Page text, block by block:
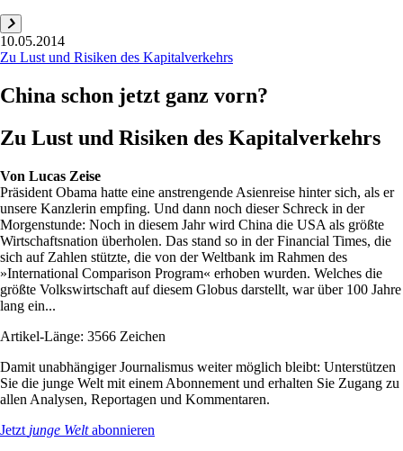
10.05.2014
Zu Lust und Risiken des Kapitalverkehrs
China schon jetzt ganz vorn?
Zu Lust und Risiken des Kapitalverkehrs
Von Lucas Zeise
Präsident Obama hatte eine anstrengende Asienreise hinter sich, als er
unsere Kanzlerin empfing. Und dann noch dieser Schreck in der
Morgenstunde: Noch in diesem Jahr wird China die USA als größte
Wirtschaftsnation überholen. Das stand so in der Financial Times, die
sich auf Zahlen stützte, die von der Weltbank im Rahmen des
»International Comparison Program« erhoben wurden. Welches die
größte Volkswirtschaft auf diesem Globus darstellt, war über 100 Jahre
lang ein...
Artikel-Länge: 3566 Zeichen
Damit unabhängiger Journalismus weiter möglich bleibt: Unterstützen
Sie die junge Welt mit einem Abonnement und erhalten Sie Zugang zu
allen Analysen, Reportagen und Kommentaren.
Jetzt junge Weltabonnieren